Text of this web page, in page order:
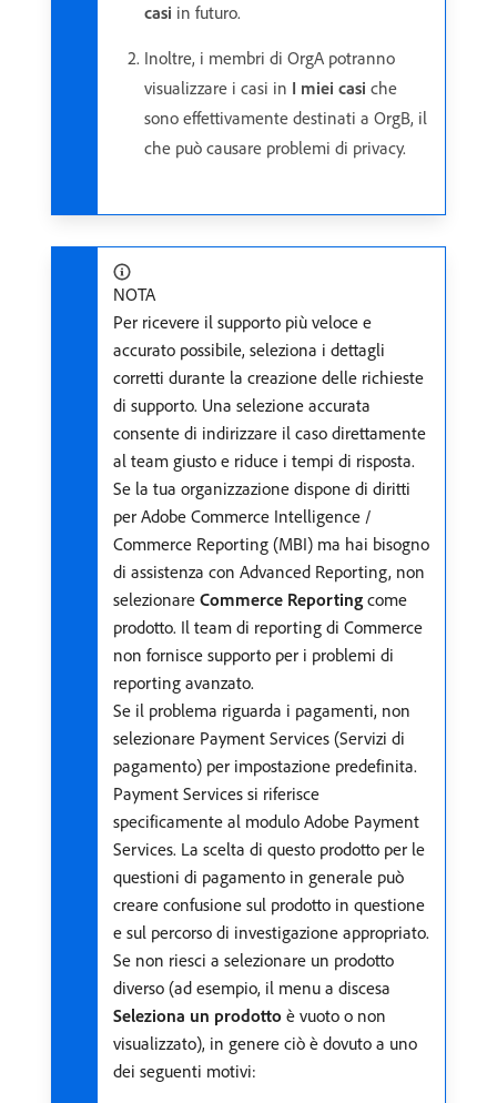
casi in futuro.
Inoltre, i membri di OrgA potranno
visualizzare i casi in I miei casi che
sono effettivamente destinati a OrgB, il
che può causare problemi di privacy.
NOTA
Per ricevere il supporto più veloce e
accurato possibile, seleziona i dettagli
corretti durante la creazione delle richieste
di supporto. Una selezione accurata
consente di indirizzare il caso direttamente
al team giusto e riduce i tempi di risposta.
Se la tua organizzazione dispone di diritti
per Adobe Commerce Intelligence /
Commerce Reporting (MBI) ma hai bisogno
di assistenza con Advanced Reporting, non
selezionare Commerce Reporting come
prodotto. Il team di reporting di Commerce
non fornisce supporto per i problemi di
reporting avanzato.
Se il problema riguarda i pagamenti, non
selezionare Payment Services (Servizi di
pagamento) per impostazione predefinita.
Payment Services si riferisce
specificamente al modulo Adobe Payment
Services. La scelta di questo prodotto per le
questioni di pagamento in generale può
creare confusione sul prodotto in questione
e sul percorso di investigazione appropriato.
Se non riesci a selezionare un prodotto
diverso (ad esempio, il menu a discesa
Seleziona un prodotto è vuoto o non
visualizzato), in genere ciò è dovuto a uno
dei seguenti motivi: